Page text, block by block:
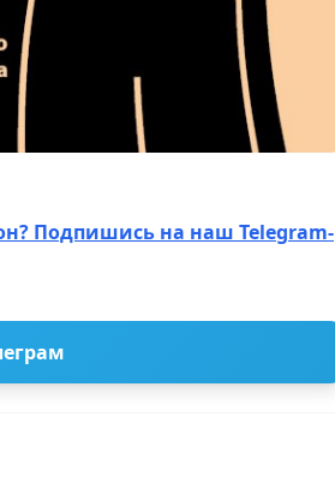
Подпишись на наш Telegram-